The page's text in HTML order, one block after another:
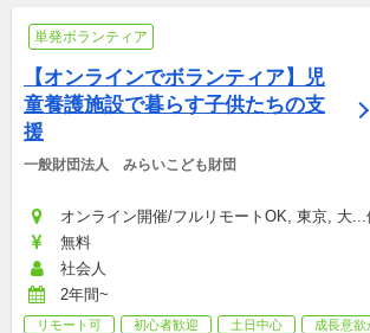
単発ボランティア
【オンラインでボランティア】児
童養護施設で暮らす子供たちの支
援
一般財団法人　みらいこども財団
オンライン開催/フルリモートOK, 東京, 大...
無料
社会人
2年間~
リモート可 初心者歓迎 土日中心
成長意欲